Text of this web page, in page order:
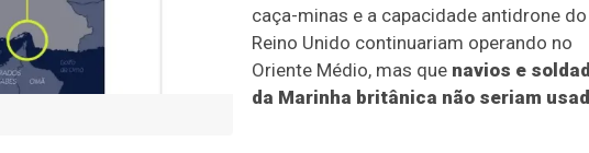
caça-minas e a capacidade antidrone do
Reino Unido continuariam operando no
Oriente Médio, mas que navios e
da Marinha britânica não seriam